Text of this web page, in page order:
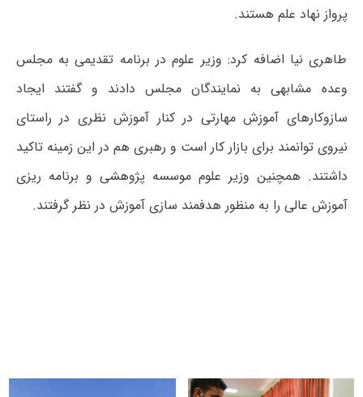
پرواز نهاد علم هستند.
طاهری نیا اضافه کرد: وزیر علوم در برنامه تقدیمی به مجلس
وعده مشابهی به نمایندگان مجلس دادند و گفتند ایجاد
سازوکارهای آموزش مهارتی در کنار آموزش نظری در راستای
نیروی توانمند برای بازار کار است و رهبری هم در این زمینه تاکید
داشتند. همچنین وزیر علوم موسسه پژوهشی و برنامه ریزی
آموزش عالی را به منظور هدفمند سازی آموزش در نظر گرفتند.